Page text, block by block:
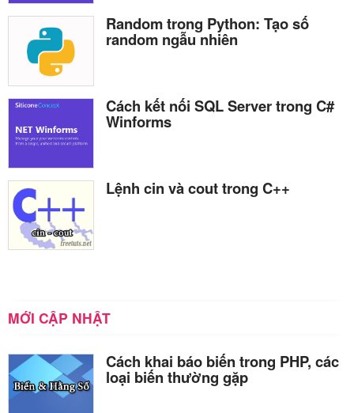
Random trong Python: Tạo số
random ngẫu nhiên
Cách kết nối SQL Server trong C#
Winforms
Lệnh cin và cout trong C++
MỚI CẬP NHẬT
Cách khai báo biến trong PHP, các
loại biến thường gặp